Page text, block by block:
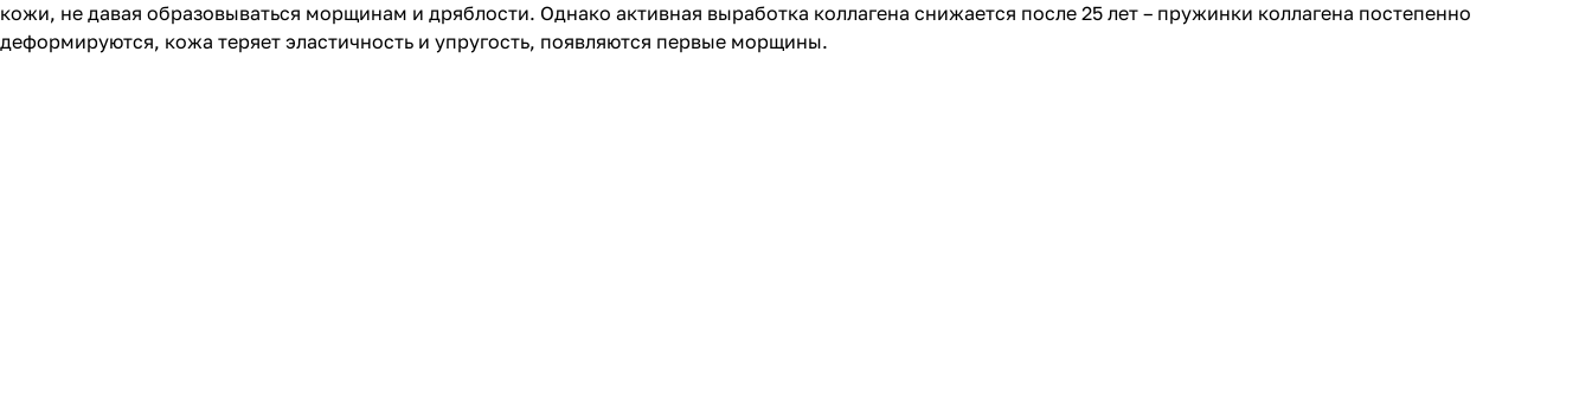
кожи, не давая образовываться морщинам и дряблости. Однако активная выработка коллагена снижается после 25 лет – пружинки коллагена постепенно
деформируются, кожа теряет эластичность и упругость, появляются первые морщины.